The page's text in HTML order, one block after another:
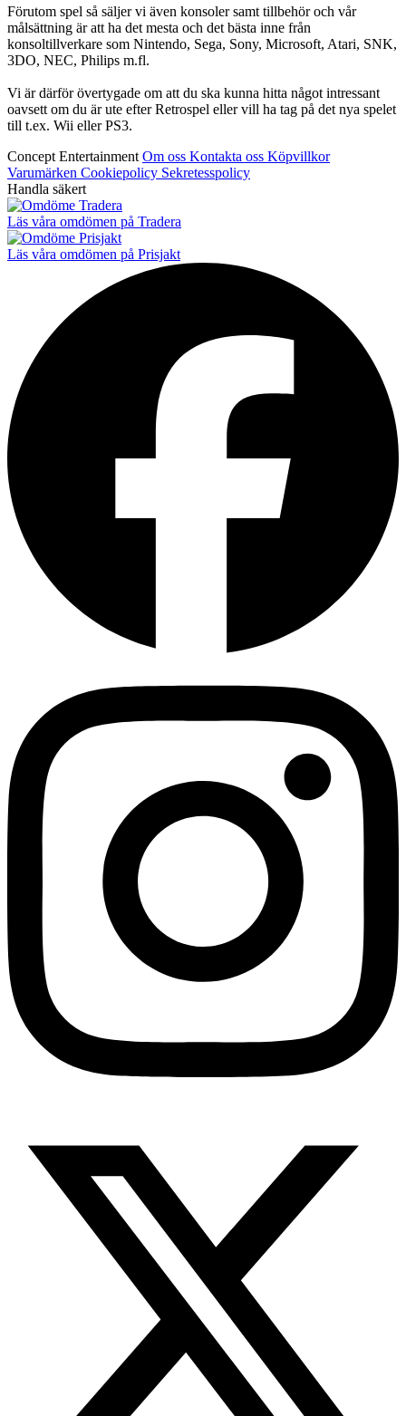
Förutom spel så säljer vi även konsoler samt tillbehör och vår
målsättning är att ha det mesta och det bästa inne från
konsoltillverkare som Nintendo, Sega, Sony, Microsoft, Atari, SNK,
3DO, NEC, Philips m.fl.
Vi är därför övertygade om att du ska kunna hitta något intressant
oavsett om du är ute efter Retrospel eller vill ha tag på det nya spelet
till t.ex. Wii eller PS3.
Concept Entertainment Om oss Kontakta oss Köpvillkor
Varumärken Cookiepolicy Sekretesspolicy
Handla säkert
Läs våra omdömen på Tradera
Läs våra omdömen på Prisjakt